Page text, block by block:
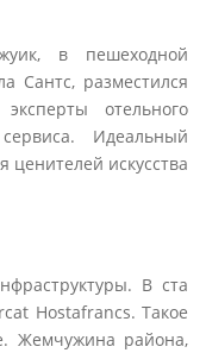
в пешеходной
Сантс, разместился
отельного
Идеальный
искусства
В ста
Hostafrancs. Такое
Жемчужина района,